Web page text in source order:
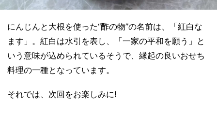
にんじんと大根を使った“酢の物”の名前は、「紅白な
ます」。紅白は水引を表し、「一家の平和を願う」と
いう意味が込められているそうで、縁起の良いおせち
料理の一種となっています。
それでは、次回をお楽しみに!